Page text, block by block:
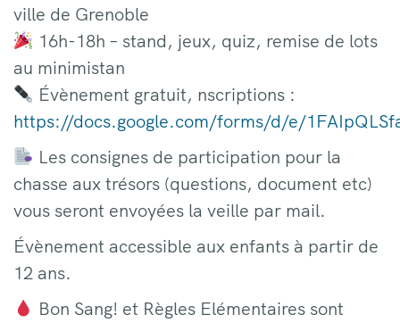
ville de Grenoble
​ 16h-18h – stand, jeux, quiz, remise de lots
au minimistan
​ Évènement gratuit, nscriptions :
https://docs.google.com/forms/d/e/
​ Les consignes de participation pour la
chasse aux trésors (questions, document etc)
vous seront envoyées la veille par mail.
Évènement accessible aux enfants à partir de
12 ans.
​ Bon Sang! et Règles Elémentaires sont